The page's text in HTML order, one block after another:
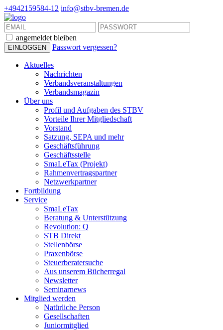
+4942159584-12 info@stbv-bremen.de
angemeldet bleiben
Passwort vergessen?
Aktuelles
Nachrichten
Verbandsveranstaltungen
Verbandsmagazin
Über uns
Profil und Aufgaben des STBV
Vorteile Ihrer Mitgliedschaft
Vorstand
Satzung, SEPA und mehr
Geschäftsführung
Geschäftsstelle
SmaLeTax (Projekt)
Rahmenvertragspartner
Netzwerkpartner
Fortbildung
Service
SmaLeTax
Beratung & Unterstützung
Revolution: Q
STB Direkt
Stellenbörse
Praxenbörse
Steuerberatersuche
Aus unserem Bücherregal
Newsletter
Seminarnews
Mitglied werden
Natürliche Person
Gesellschaften
Juniormitglied